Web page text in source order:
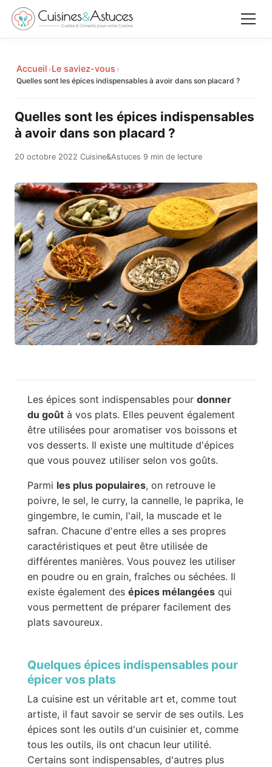
Équipements
Astuces
Rechercher
Facebook
Accueil ›Le saviez-vous ›
Quelles sont les épices indispensables à avoir dans son placard ?
Quelles sont les épices indispensables
à avoir dans son placard ?
20 octobre 2022·Cuisine&Astuces· 9 min de lecture
Les épices sont indispensables pour donner
du goûtà vos plats. Elles peuvent également
être utilisées pour aromatiser vos boissons et
vos desserts. Il existe une multitude d'épices
que vous pouvez utiliser selon vos goûts.
Parmi les plus populaires, on retrouve le
poivre, le sel, le curry, la cannelle, le paprika, le
gingembre, le cumin, l'ail, la muscade et le
safran. Chacune d'entre elles a ses propres
caractéristiques et peut être utilisée de
différentes manières. Vous pouvez les utiliser
en poudre ou en grain, fraîches ou séchées. Il
existe également des épices mélangéesqui
vous permettent de préparer facilement des
plats savoureux.
Quelques épices indispensables pour
épicer vos plats
La cuisine est un véritable art et, comme tout
artiste, il faut savoir se servir de ses outils. Les
épices sont les outils d'un cuisinier et, comme
tous les outils, ils ont chacun leur utilité.
Certains sont indispensables, d'autres plus